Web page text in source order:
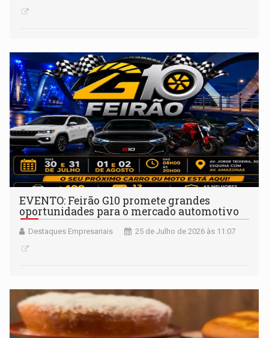
EVENTO: Feirão G10 promete grandes
oportunidades para o mercado automotivo
Destaques Empresariais 25 de Julho de 2026 às 11:07